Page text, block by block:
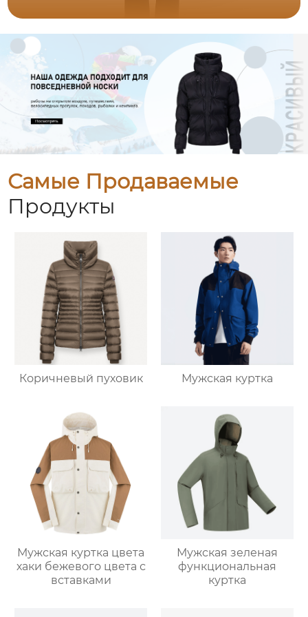
Самые Продаваемые
Продукты
Коричневый пуховик Мужская куртка
Мужская куртка цвета
хаки бежевого цвета с
вставками
Мужская зеленая
функциональная
куртка